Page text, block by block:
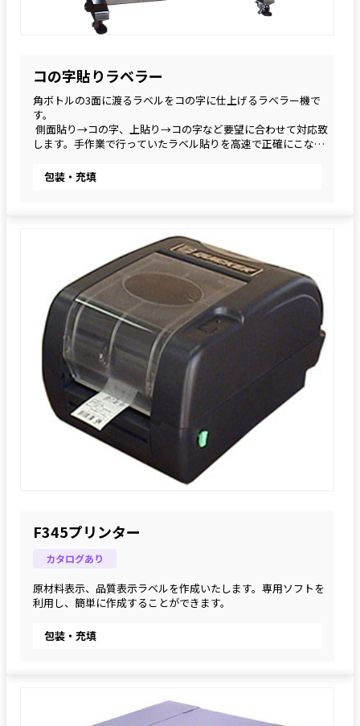
コの字貼りラベラー
角ボトルの3面に渡るラベルをコの字に仕上げるラベラー機で
す。
側面貼り→コの字、上貼り→コの字など要望に合わせて対応致
します。手作業で行っていたラベル貼りを高速で正確にこなす
包装・充填
F345プリンター
カタログあり
原材料表示、品質表示ラベルを作成いたします。専用ソフトを
利用し、簡単に作成することができます。
包装・充填